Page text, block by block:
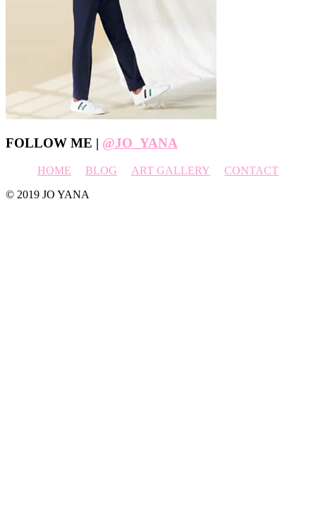
Footer
FOLLOW ME | @JO_YANA
HOME BLOG ART GALLERY
CONTACT
© 2019 JO YANA